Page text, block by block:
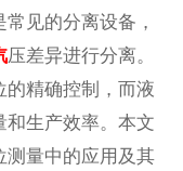
见的分离设备，
压差异进行分离。
的精确控制，而液
和生产效率。本文
测量中的应用及其